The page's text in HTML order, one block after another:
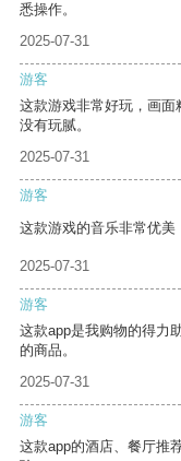
悉操作。
2025-07-31
游客
这款游戏非常好玩，画
没有玩腻。
2025-07-31
游客
这款游戏的音乐非常优美
2025-07-31
游客
这款app是我购物的得力
的商品。
2025-07-31
游客
这款app的酒店、餐厅推